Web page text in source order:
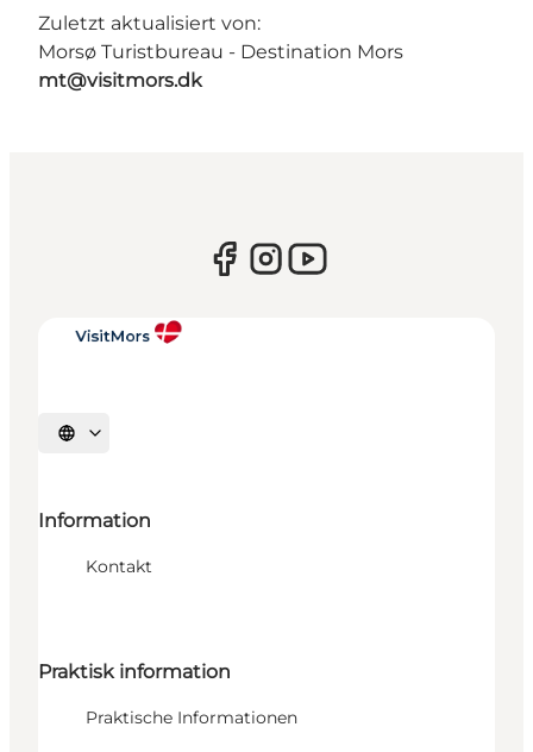
Zuletzt aktualisiert von:
Morsø Turistbureau - Destination Mors
mt@visitmors.dk
Sprache auswählen
Information
Kontakt
Praktisk information
Praktische Informationen